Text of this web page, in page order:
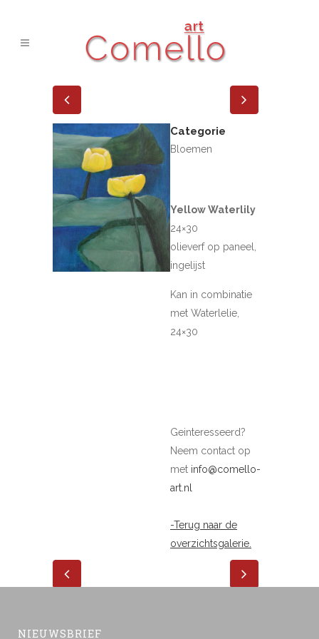
Categorie
Bloemen
Yellow Waterlily
24×30
olieverf op paneel,
ingelijst
Kan in combinatie
met Waterlelie,
24×30
Geinteresseerd?
Neem contact op
met info@comello-
art.nl
-Terug naar de
overzichtsgalerie.
NIEUWSBRIEF